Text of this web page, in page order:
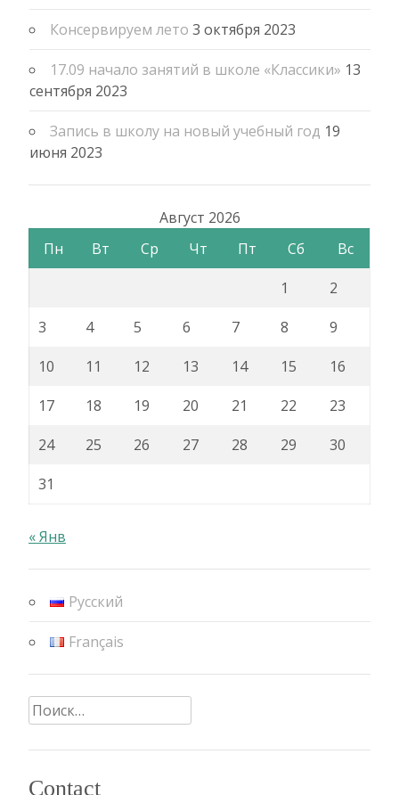
Консервируем лето 3 октября 2023
17.09 начало занятий в школе «Классики» 13
сентября 2023
Запись в школу на новый учебный год 19
июня 2023
Август 2026
Пн
Вт Ср Чт Пт Сб
Вс
1
2
3
4 5 6 7 8
9
10
11 12 13 14 15
16
17
18 19 20 21 22
23
24
25 26 27 28 29
30
31
« Янв
Русский
Français
Найти:
Contact